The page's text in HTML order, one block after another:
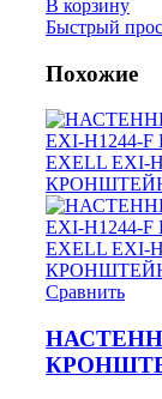
В корзину
Быстрый
Похожие
Сравнить